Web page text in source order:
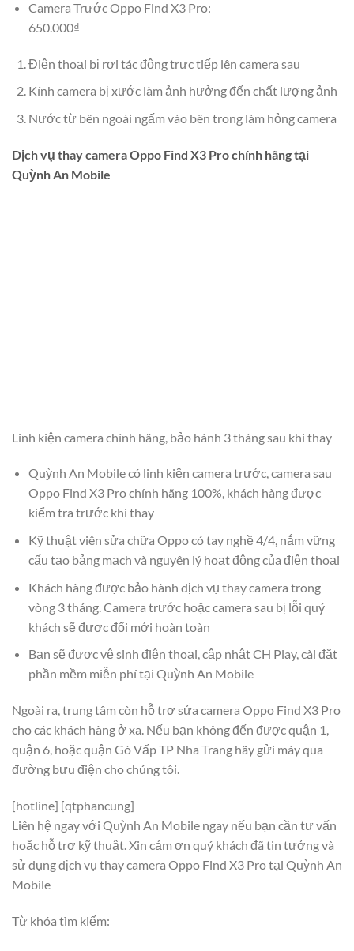
Camera Trước Oppo Find X3 Pro:
650.000₫
Điện thoại bị rơi tác động trực tiếp lên camera sau
Kính camera bị xước làm ảnh hưởng đến chất lượng ảnh
Nước từ bên ngoài ngấm vào bên trong làm hỏng camera
Dịch vụ thay camera Oppo Find X3 Pro chính hãng tại
Quỳnh An Mobile
Linh kiện camera chính hãng, bảo hành 3 tháng sau khi thay
Quỳnh An Mobile có linh kiện camera trước, camera sau
Oppo Find X3 Pro chính hãng 100%, khách hàng được
kiểm tra trước khi thay
Kỹ thuật viên sửa chữa Oppo có tay nghề 4/4, nắm vững
cấu tạo bảng mạch và nguyên lý hoạt động của điện thoại
Khách hàng được bảo hành dịch vụ thay camera trong
vòng 3 tháng. Camera trước hoặc camera sau bị lỗi quý
khách sẽ được đổi mới hoàn toàn
Bạn sẽ được vệ sinh điện thoại, cập nhật CH Play, cài đặt
phần mềm miễn phí tại Quỳnh An Mobile
Ngoài ra, trung tâm còn hỗ trợ sửa camera Oppo Find X3 Pro
cho các khách hàng ở xa. Nếu bạn không đến được quận 1,
quận 6, hoặc quận Gò Vấp TP Nha Trang hãy gửi máy qua
đường bưu điện cho chúng tôi.
[hotline] [qtphancung]
Liên hệ ngay với Quỳnh An Mobile ngay nếu bạn cần tư vấn
hoặc hỗ trợ kỹ thuật. Xin cảm ơn quý khách đã tin tưởng và
sử dụng dịch vụ thay camera Oppo Find X3 Pro tại Quỳnh An
Mobile
Từ khóa tìm kiếm: